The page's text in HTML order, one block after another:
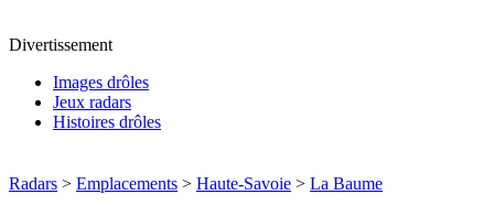
Divertissement
Images drôles
Jeux radars
Histoires drôles
Radars > Emplacements > Haute-Savoie > La Baume